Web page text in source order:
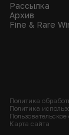
Рассылка
Архив
Fine & Rare
Политика
Политика
Карта сайта